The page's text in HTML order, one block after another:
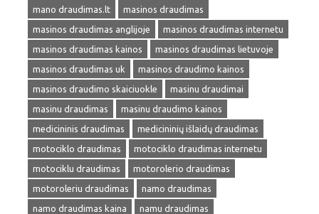
mano draudimas.lt
masinos draudimas
masinos draudimas anglijoje
masinos draudimas internetu
masinos draudimas kainos
masinos draudimas lietuvoje
masinos draudimas uk
masinos draudimo kainos
masinos draudimo skaiciuokle
masinu draudimai
masinu draudimas
masinu draudimo kainos
medicininis draudimas
medicininių išlaidų draudimas
motociklo draudimas
motociklo draudimas internetu
motociklu draudimas
motorolerio draudimas
motoroleriu draudimas
namo draudimas
namo draudimas kaina
namu draudimas